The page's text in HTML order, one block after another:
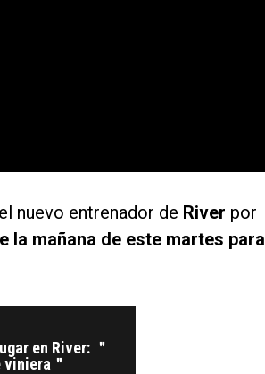
nuevo entrenador de River por
la mañana de este martes para
en River: ＂
＂